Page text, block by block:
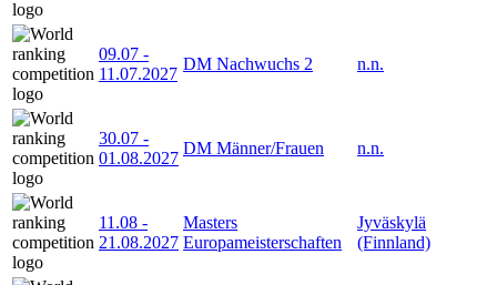
09.07 -
11.07.2027
DM Nachwuchs 2 n.n.
30.07 -
01.08.2027
DM Männer/Frauen n.n.
11.08 -
21.08.2027
Masters
Europameisterschaften
Jyväskylä
(Finnland)